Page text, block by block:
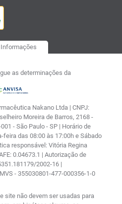
as determinações da
Nakano Ltda | CNPJ:
Moreira de Barros, 2168 -
- São Paulo - SP | Horário de
feira das 08:00 às 17:00h e Sábado
responsável: Vitória Regina
0.04673.1 | Autorização de
2002-16 |
- 355030801-477-000356-1-0
site não devem ser usadas para